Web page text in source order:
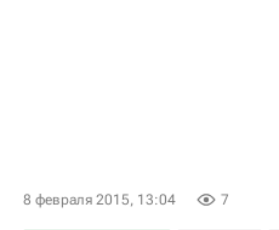
8 февраля 2015, 13:04 7